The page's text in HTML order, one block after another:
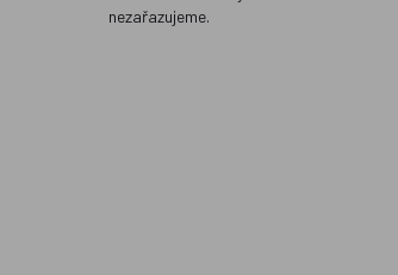
nezařazujeme.